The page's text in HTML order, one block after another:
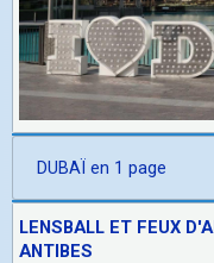
DUBAÏ en 1 page
LENSBALL ET FEUX
ANTIBES